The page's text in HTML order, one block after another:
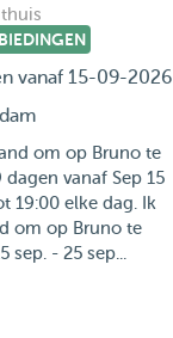
vanaf 15-09-2026
om op Bruno te
dagen vanaf Sep 15
19:00 elke dag. Ik
om op Bruno te
sep. - 25 sep...